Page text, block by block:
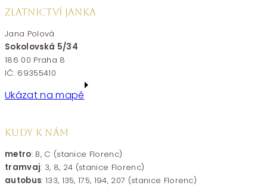
ZLATNICTVÍ JANKA
Jana Polová
Sokolovská 5/34
186 00 Praha 8
IČ: 69355410
Ukázat na mapě
KUDY K NÁM
metro: B, C (stanice Florenc)
tramvaj: 3, 8, 24 (stanice Florenc)
autobus: 133, 135, 175, 194, 207 (stanice Florenc)